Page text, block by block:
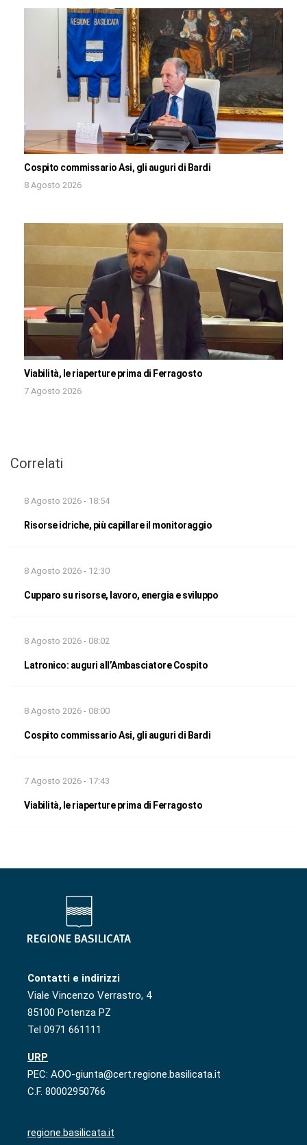
Cospito commissario Asi, gli auguri di Bardi
8 Agosto 2026
Viabilità, le riaperture prima di Ferragosto
7 Agosto 2026
Correlati
8 Agosto 2026 - 18:54
Risorse idriche, più capillare il monitoraggio
8 Agosto 2026 - 12:30
Cupparo su risorse, lavoro, energia e sviluppo
8 Agosto 2026 - 08:02
Latronico: auguri all’Ambasciatore Cospito
8 Agosto 2026 - 08:00
Cospito commissario Asi, gli auguri di Bardi
7 Agosto 2026 - 17:43
Viabilità, le riaperture prima di Ferragosto
Contatti e indirizzi
Viale Vincenzo Verrastro, 4
85100 Potenza PZ
Tel 0971 661111
URP
PEC: AOO-giunta@cert.regione.basilicata.it
C.F. 80002950766
regione.basilicata.it